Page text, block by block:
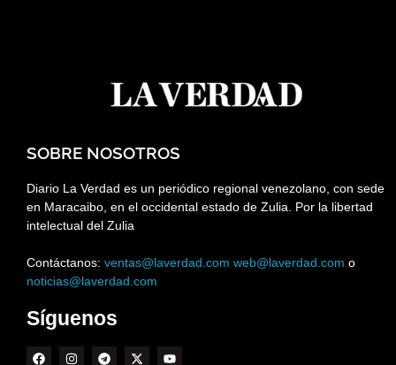
SOBRE NOSOTROS
Diario La Verdad es un periódico regional venezolano, con sede
en Maracaibo, en el occidental estado de Zulia. Por la libertad
intelectual del Zulia
Contáctanos: ventas@laverdad.com web@laverdad.com o
noticias@laverdad.com
Síguenos